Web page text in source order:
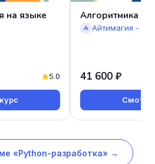
на языке
5.0
Алгоритмика в
А
41 600 ₽
«Python-разработка» →